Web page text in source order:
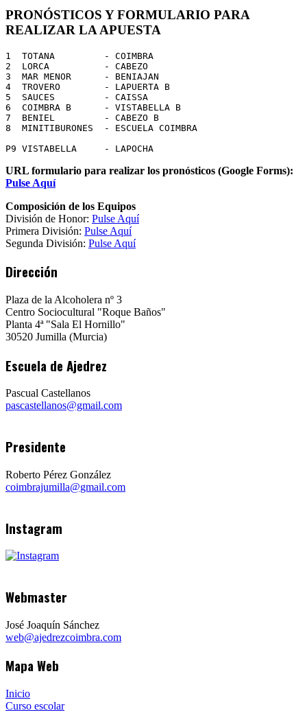
PRONÓSTICOS Y FORMULARIO PARA
REALIZAR LA APUESTA
1  TOTANA         - COIMBRA
2  LORCA          - CABEZO
3  MAR MENOR      - BENIAJAN
4  TROVERO        - LAPUERTA B
5  SAUCES         - CAISSA
6  COIMBRA B      - VISTABELLA B
7  BENIEL         - CABEZO B
8  MINITIBURONES  - ESCUELA COIMBRA
P9 VISTABELLA     - LAPOCHA
URL formulario para realizar los pronósticos (Google Forms):
Pulse Aquí
Composición de los Equipos
División de Honor: Pulse Aquí
Primera División: Pulse Aquí
Segunda División: Pulse Aquí
Dirección
Plaza de la Alcoholera nº 3
Centro Sociocultural "Roque Baños"
Planta 4ª "Sala El Hornillo"
30520 Jumilla (Murcia)
Escuela de Ajedrez
Pascual Castellanos
pascastellanos@gmail.com
Presidente
Roberto Pérez González
coimbrajumilla@gmail.com
Instagram
Webmaster
José Joaquín Sánchez
web@ajedrezcoimbra.com
Mapa Web
Inicio
Curso escolar